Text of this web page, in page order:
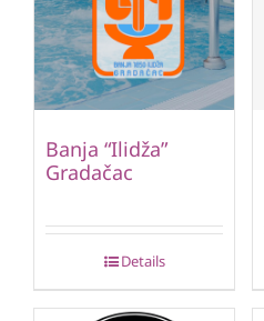
Banja “Ilidža”
Gradačac
Details